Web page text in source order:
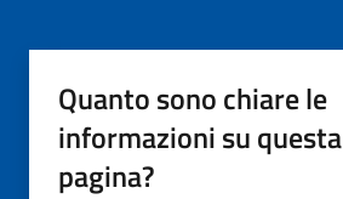
Quanto sono chiare le
informazioni su questa
pagina?